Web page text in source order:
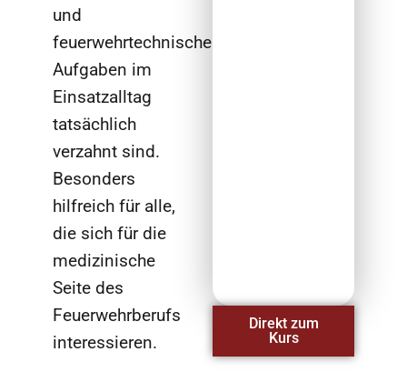
und
feuerwehrtechnische
Aufgaben im
Einsatzalltag
tatsächlich
verzahnt sind.
Besonders
hilfreich für alle,
die sich für die
medizinische
Seite des
Feuerwehrberufs
interessieren.
Direkt zum
Kurs